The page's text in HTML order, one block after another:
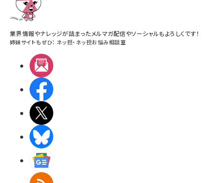
業界情報やナレッジが詰まったメルマガ配信やソーシャルもよろしくです！
姉妹サイトもぜひ： ネッ担・ ネッ担お悩み相談室